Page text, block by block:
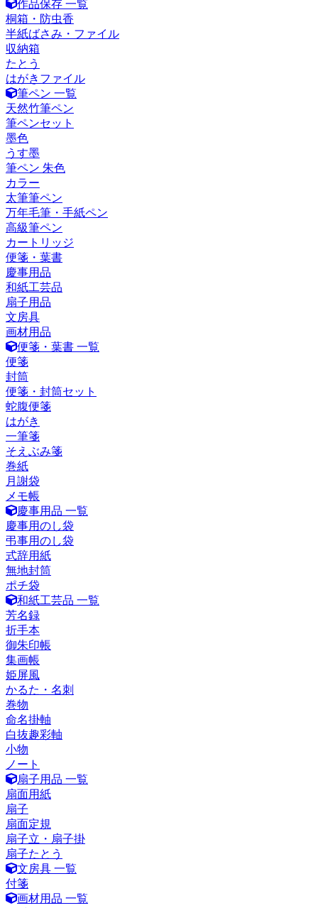
作品保存 一覧
桐箱・防虫香
半紙ばさみ・ファイル
収納箱
たとう
はがきファイル
筆ペン 一覧
天然竹筆ペン
筆ペンセット
墨色
うす墨
筆ペン 朱色
カラー
太筆筆ペン
万年毛筆・手紙ペン
高級筆ペン
カートリッジ
便箋・葉書
慶事用品
和紙工芸品
扇子用品
文房具
画材用品
便箋・葉書 一覧
便箋
封筒
便箋・封筒セット
蛇腹便箋
はがき
一筆箋
そえぶみ箋
巻紙
月謝袋
メモ帳
慶事用品 一覧
慶事用のし袋
弔事用のし袋
式辞用紙
無地封筒
ポチ袋
和紙工芸品 一覧
芳名録
折手本
御朱印帳
集画帳
姫屏風
かるた・名刺
巻物
命名掛軸
白抜趣彩軸
小物
ノート
扇子用品 一覧
扇面用紙
扇子
扇面定規
扇子立・扇子掛
扇子たとう
文房具 一覧
付箋
画材用品 一覧